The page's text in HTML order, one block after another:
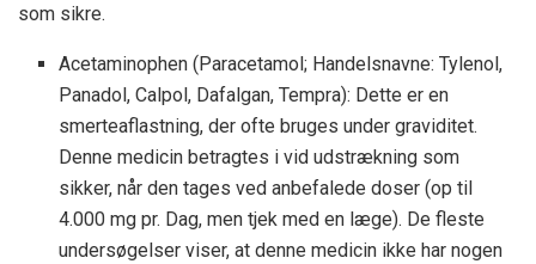
som sikre.
Acetaminophen (Paracetamol; Handelsnavne: Tylenol,
Panadol, Calpol, Dafalgan, Tempra): Dette er en
smerteaflastning, der ofte bruges under graviditet.
Denne medicin betragtes i vid udstrækning som
sikker, når den tages ved anbefalede doser (op til
4.000 mg pr. Dag, men tjek med en læge). De fleste
undersøgelser viser, at denne medicin ikke har nogen